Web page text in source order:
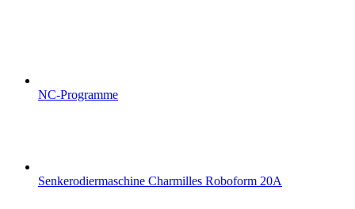
NC-Programme
Senkerodiermaschine Charmilles Roboform 20A